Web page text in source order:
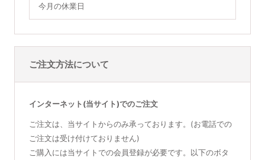
今月の休業日
ご注文方法について
インターネット(当サイト)でのご注文
ご注文は、当サイトからのみ承っております。(お電話での
ご注文は受け付けておりません)
ご購入には当サイトでの会員登録が必要です。以下のボタ